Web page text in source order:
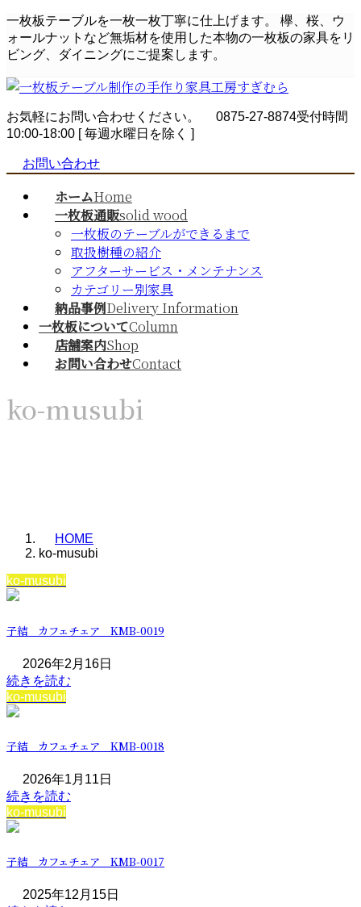
コ
ン
テ
ツ
ス
キ
プ
ナ
ビ
ゲ
シ
ン
に
動
一枚板テーブルを一枚一枚丁寧に仕上げます。 欅、桜、ウ
ォールナットなど無垢材を使用した本物の一枚板の家具をリ
ビング、ダイニングにご提案します。
お気軽にお問い合わせください。 0875-27-8874受付時間
10:00-18:00 [ 毎週水曜日を除く ]
お問い合わせ
ホームHome
一枚板通販solid wood
一枚板のテーブルができるまで
取扱樹種の紹介
アフターサービス・メンテナンス
カテゴリー別家具
納品事例Delivery Information
一枚板についてColumn
店舗案内Shop
お問い合わせContact
ko-musubi
HOME
ko-musubi
ko-musubi
子結 カフェチェア KMB-0019
2026年2月16日
続きを読む
ko-musubi
子結 カフェチェア KMB-0018
2026年1月11日
続きを読む
ko-musubi
子結 カフェチェア KMB-0017
2025年12月15日